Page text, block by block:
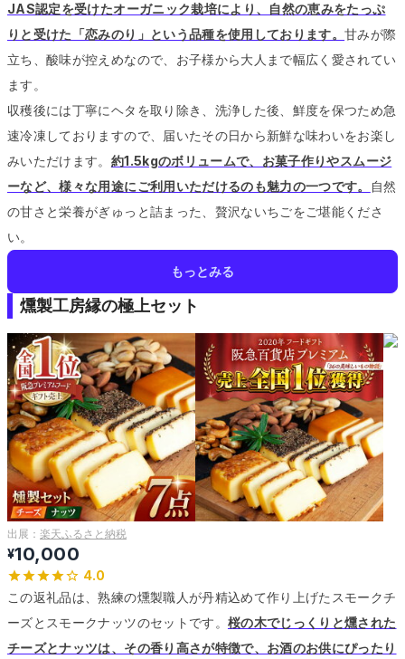
JAS認定を受けたオーガニック栽培により、自然の恵みをたっぷ
りと受けた「恋みのり」という品種を使用しております。甘みが際
立ち、酸味が控えめなので、お子様から大人まで幅広く愛されてい
ます。
収穫後には丁寧にヘタを取り除き、洗浄した後、鮮度を保つため急
速冷凍しておりますので、届いたその日から新鮮な味わいをお楽し
みいただけます。 約1.5kgのボリュームで、お菓子作りやスムージ
ーなど、様々な用途にご利用いただけるのも魅力の一つです。
自然
の甘さと栄養がぎゅっと詰まった、贅沢ないちごをご堪能くださ
い。
もっとみる
燻製工房縁の極上セット
出展： 楽天ふるさと納税
¥10,000
4.0
この返礼品は、熟練の燻製職人が丹精込めて作り上げたスモークチ
ーズとスモークナッツのセットです。 桜の木でじっくりと燻された
チーズとナッツは、その香り高さが特徴で、お酒のお供にぴったり